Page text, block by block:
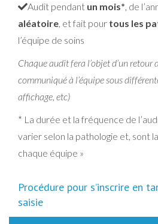
Audit pendant un mois*, de
aléatoire, et fait pour tous les
l’équipe de soins
Chaque audit fera l’objet d’un retour
communiqué à l’équipe sous
affichage, etc)
* La durée et la fréquence de
varier selon la pathologie et, sont
chaque équipe »
Procédure pour s’inscrire en
saisie